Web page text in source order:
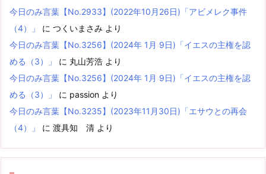
今日のみ言葉【No.2933】(2022年10月26日)「アビメレク事件
（4）」
に つくいまさみ より
今日のみ言葉【No.3256】(2024年 1月 9日)「イエスの主権を認
める（3）」
に 丸山芳浩 より
今日のみ言葉【No.3256】(2024年 1月 9日)「イエスの主権を認
める（3）」
に passion より
今日のみ言葉【No.3235】(2023年11月30日)「エサウとの再会
（4）」
に 渡具知 清 より